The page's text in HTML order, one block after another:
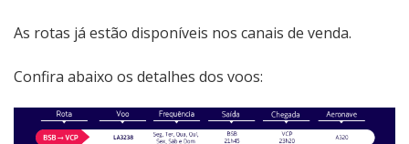
As rotas já estão disponíveis nos canais de venda.
Confira abaixo os detalhes dos voos: